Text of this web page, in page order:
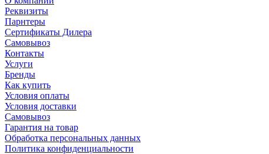
Реквизиты
Парнтеры
Сертификаты Дилера
Самовывоз
Контакты
Услуги
Бренды
Как купить
Условия оплаты
Условия доставки
Самовывоз
Гарантия на товар
Обработка персональных данных
Политика конфиденциальности